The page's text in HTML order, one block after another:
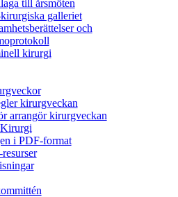
till årsmöten
galleriet
och
kirurgi
kirurgveckan
arrangör kirurgveckan
i PDF-format